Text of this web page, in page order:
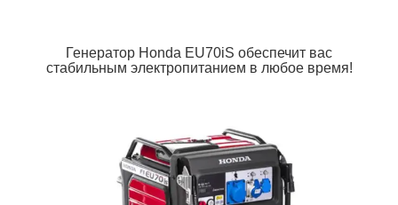
Генератор Honda EU70iS обеспечит вас
стабильным электропитанием в любое время!